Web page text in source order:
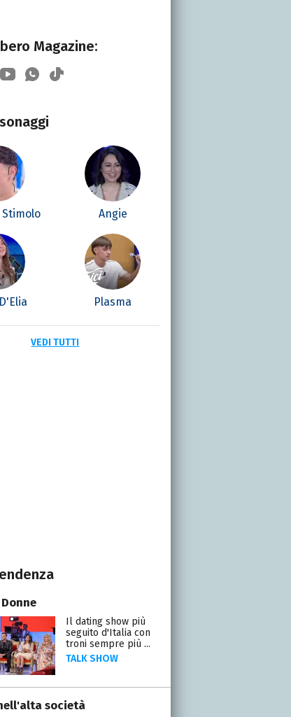
Magazine:
Stimolo Angie
Plasma
VEDI TUTTI
Il dating show più
seguito d'Italia con
troni sempre più ...
TALK SHOW
società